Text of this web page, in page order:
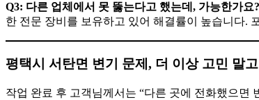
Q3: 다른 업체에서 못 뚫는다고 했는데, 가능한가요?
한 전문 장비를 보유하고 있어 해결률이 높습니다.
평택시 서탄면 변기 문제, 더 이상 고민 말
작업 완료 후 고객님께서는 “다른 곳에 전화했으